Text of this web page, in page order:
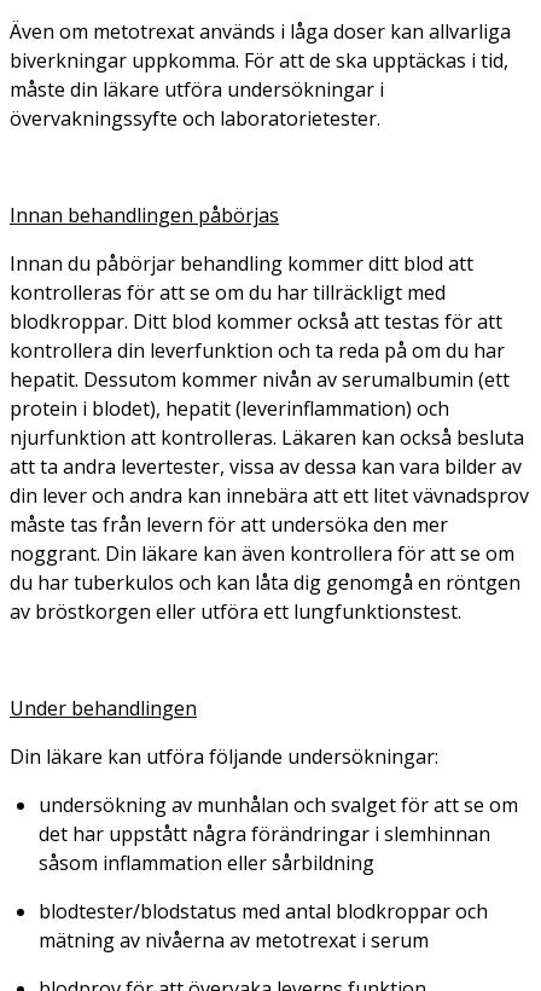
Även om metotrexat används i låga doser kan allvarliga
biverkningar uppkomma. För att de ska upptäckas i tid,
måste din läkare utföra undersökningar i
övervakningssyfte och laboratorietester.
Innan behandlingen påbörjas
Innan du påbörjar behandling kommer ditt blod att
kontrolleras för att se om du har tillräckligt med
blodkroppar. Ditt blod kommer också att testas för att
kontrollera din leverfunktion och ta reda på om du har
hepatit. Dessutom kommer nivån av serumalbumin (ett
protein i blodet), hepatit (leverinflammation) och
njurfunktion att kontrolleras. Läkaren kan också besluta
att ta andra levertester, vissa av dessa kan vara bilder av
din lever och andra kan innebära att ett litet vävnadsprov
måste tas från levern för att undersöka den mer
noggrant. Din läkare kan även kontrollera för att se om
du har tuberkulos och kan låta dig genomgå en röntgen
av bröstkorgen eller utföra ett lungfunktionstest.
Under behandlingen
Din läkare kan utföra följande undersökningar:
undersökning av munhålan och svalget för att se om
det har uppstått några förändringar i slemhinnan
såsom inflammation eller sårbildning
blodtester/blodstatus med antal blodkroppar och
mätning av nivåerna av metotrexat i serum